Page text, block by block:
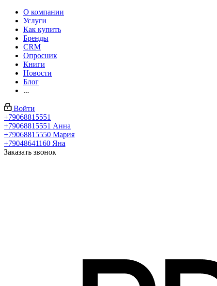
О компании
Услуги
Как купить
Бренды
CRM
Опросник
Книги
Новости
Блог
...
Войти
+79068815551
+79068815551 Анна
+79068815550 Мария
+79048641160 Яна
Заказать звонок